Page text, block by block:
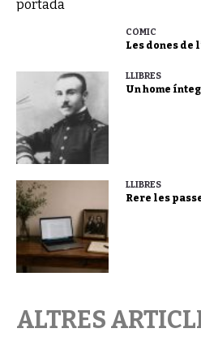
CÒMIC
Les dones de
LLIBRES
Un home
LLIBRES
Rere les
ALTRES